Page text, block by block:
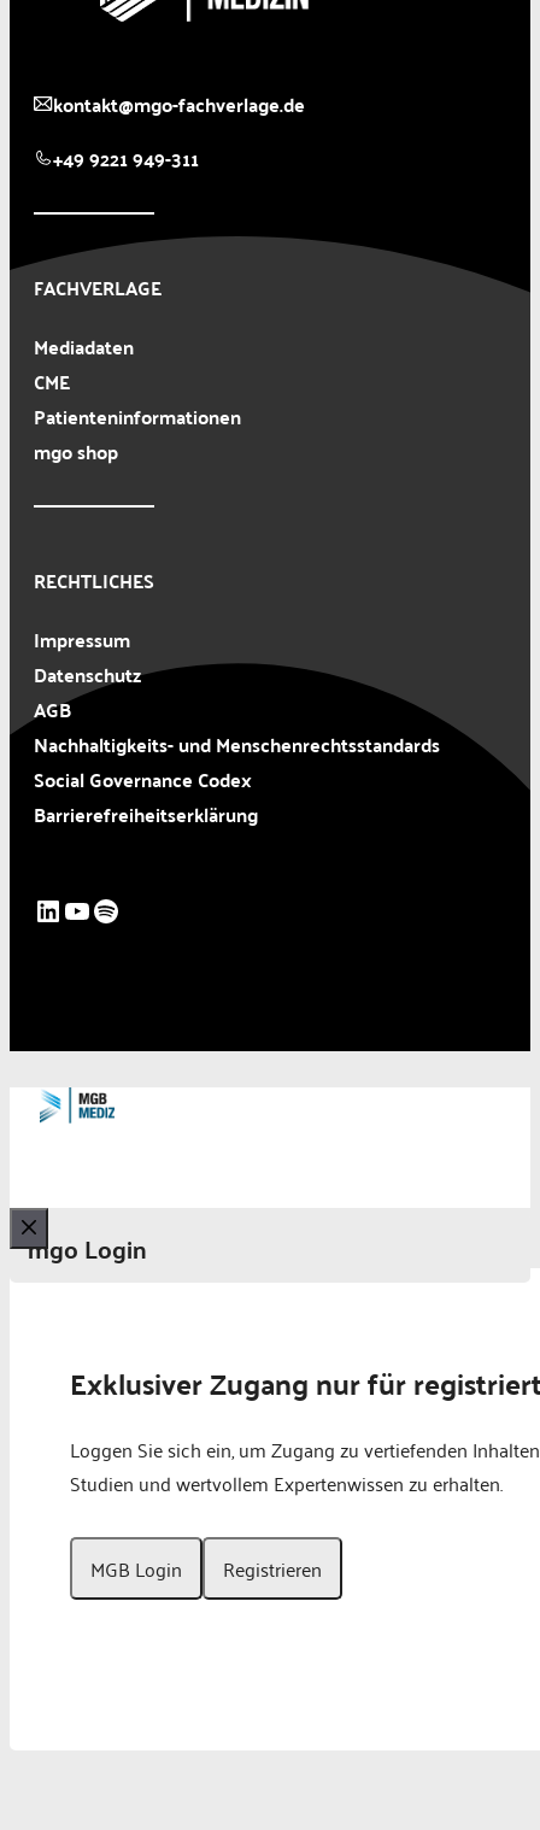
kontakt@mgo-fachverlage.de
+49 9221 949-311
FACHVERLAGE
Mediadaten
CME
Patienteninformationen
mgo shop
RECHTLICHES
Impressum
Datenschutz
AGB
Nachhaltigkeits- und Menschenrechtsstandards
Social Governance Codex
Barrierefreiheitserklärung
LinkedIn
YouTube
Spotify
mgo Login
Schließen
Exklusiver Zugang nur für
Loggen Sie sich ein, um Zugang zu vertiefenden
Studien und wertvollem Expertenwissen zu erhalten.
MGB Login Registrieren